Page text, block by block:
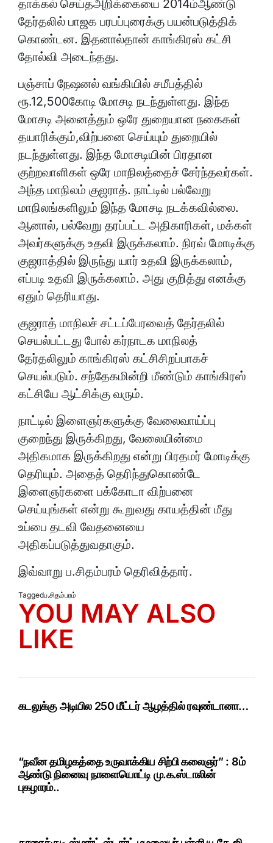
தாக்கல் செய்தஅறிக்கையை 2014ம்ஆண்டு
தேர்தலில் பாஜக பரபப்புரைக்கு பயன்படுத்திக்
கொண்டன. இதனால்தான் காங்கிரஸ் கட்சி
தோல்வி அடைந்தது.
பஞ்சாப் நேஷனல் வங்கியில் சமீபத்தில்
ரூ.12,500கோடி மோசடி நடந்துள்ளது. இந்த
மோசடி அனைத்தும் ஒரே துறையான நகைகள்
தயாரிக்கும்,விற்பனை செய்யும் துறையில்
நடந்துள்ளது. இந்த மோசடியின் பிரதான
குற்றவாளிகள் ஒரே மாநிலத்தைச் சேர்ந்தவர்கள்.
அந்த மாநிலம் குஜராத். நாட்டில் பல்வேறு
மாநிலங்களிலும் இந்த மோசடி நடக்கவில்லை.
ஆனால், பல்வேறு தரப்பட்ட அதிகாரிகள், மக்கள்
அவர்களுக்கு உதவி இருக்கலாம். நிரவ் மோடிக்கு
குஜராத்தில் இருந்து யார் உதவி இருக்கலாம்,
எப்படி உதவி இருக்கலாம். அது குறித்து எனக்கு
ஏதும் தெரியாது.
குஜராத் மாநிலச் சட்டப்பேரவைத் தேர்தலில்
செயல்பட்டது போல் கர்நாடக மாநிலத்
தேர்தலிலும் காங்கிரஸ் கட்சிசிறப்பாகச்
செயல்படும். சந்தேகமின்றி மீண்டும் காங்கிரஸ்
கட்சியே ஆட்சிக்கு வரும்.
நாட்டில் இளைஞர்களுக்கு வேலைவாய்ப்பு
குறைந்து இருக்கிறது, வேலையின்மை
அதிகமாக இருக்கிறது என்று பிரதமர் மோடிக்கு
தெரியும். அதைத் தெரிந்துகொண்டே
இளைஞர்களை பக்கோடா விற்பனை
செய்யுங்கள் என்று கூறுவது காயத்தின் மீது
உப்பை தடவி வேதனையை
அதிகப்படுத்துவதாகும்.
இவ்வாறு ப.சிதம்பரம் தெரிவித்தார்.
Taggedப.சிதம்பரம்
YOU MAY ALSO
LIKE
கடலுக்கு அடியில 250 மீட்டர் ஆழத்தில் ரவுண்டானா…
“நவீன தமிழகத்தை உருவாக்கிய சிற்பி கலைஞர்” : 8ம்
ஆண்டு நினைவு நாளையொட்டி மு.க.ஸ்டாலின்
புகழாரம்..